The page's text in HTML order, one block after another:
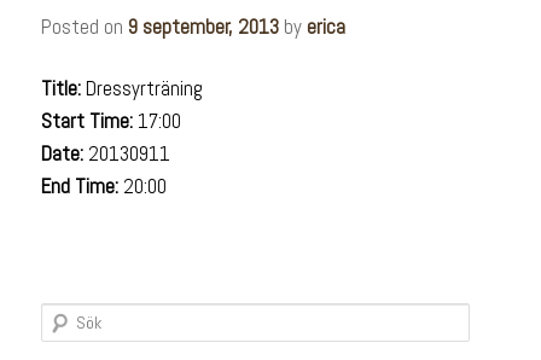
Posted on 9 september, 2013 by erica
Title:Dressyrträning
Start Time: 17:00
Date: 20130911
End Time: 20:00
Sök